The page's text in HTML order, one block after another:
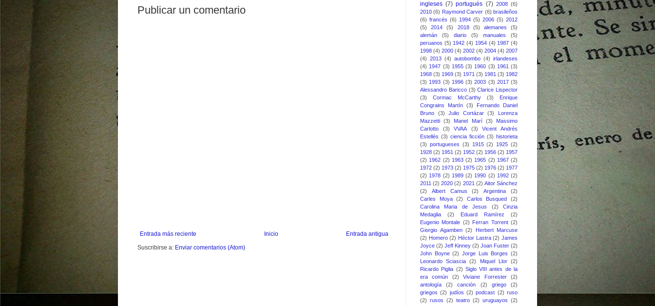
Publicar un comentario
Entrada más reciente Entrada antigua
Inicio
Suscribirse a: Enviar comentarios (Atom)
ingleses (7) portugués (7) 2008 (6)
2010 (6) Raymond Carver (6) brasileños
(6) francés (6) 1994 (5) 2006 (5) 2012
(5)
2014 (5) 2018 (5) alemanes
(5)
alemán
(5) diario (5) manuales
(5)
peruanos (5) 1942 (4) 1954 (4) 1987 (4)
1998 (4) 2000 (4) 2002 (4) 2004 (4) 2007
(4) 2013 (4) autobombo (4) irlandeses
(4) 1947 (3) 1955 (3) 1960 (3) 1961 (3)
1968 (3) 1969 (3) 1971 (3) 1981 (3) 1982
(3) 1993 (3) 1996 (3) 2003 (3) 2017 (3)
Alessandro Baricco (3) Clarice Lispector
(3)
Cormac McCarthy (3)
Enrique
Congrains Martín (3)
Fernando Daniel
Bruno
(3) Julio Cortázar (3)
Lorenza
Mazzetti
(3) Manel Marí (3)
Massimo
Carlotto
(3) VVAA (3)
Vicent Andrés
Estellés (3) ciencia ficción (3) historieta
(3) portugueses (3) 1915 (2) 1925 (2)
1928 (2) 1951 (2) 1952 (2) 1956 (2) 1957
(2) 1962 (2) 1963 (2) 1965 (2) 1967 (2)
1972 (2) 1973 (2) 1975 (2) 1976 (2) 1977
(2) 1978 (2) 1989 (2) 1990 (2) 1992 (2)
2011 (2) 2020 (2) 2021 (2) Aitor Sánchez
(2)
Albert Camus (2) Argentina
(2)
Carles Moya
(2) Carlos Busqued
(2)
Carolina Maria de Jesus
(2)
Cinzia
Medaglia
(2) Eduard Ramírez
(2)
Eugenio Montale (2) Ferran Torrent (2)
Giorgio Agamben (2)
Herbert Marcuse
(2) Homero (2) Héctor Lastra (2) James
Joyce (2) Jeff Kinney (2) Joan Fuster (2)
John Boyne (2) Jorge Luis Borges (2)
Leonardo Sciascia
(2) Miquel Llor
(2)
Ricardo Piglia (2) Siglo VIII antes de la
era común
(2) Viviane Forrester
(2)
antología
(2) canción (2) griego
(2)
griegos (2) judíos (2) podcast (2) ruso
(2) rusos (2) teatro (2) uruguayos (2)